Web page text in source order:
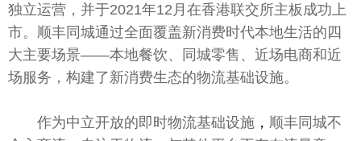
独立运营，并于2021年12月在香港联交所主板成功上
市。顺丰同城通过全面覆盖新消费时代本地生活的四
大主要场景——本地餐饮、同城零售、 近场电商和近
场服务，构建了新消费生态的物流基础设施。
作为中立开放的即时物流基础设施 ， 顺丰同城不